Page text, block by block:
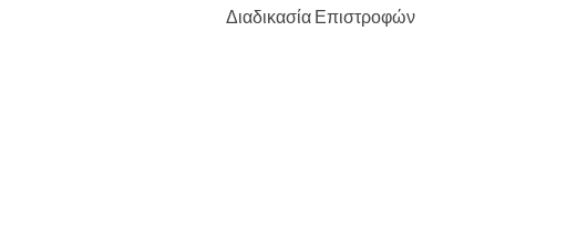
Διαδικασία Επιστροφών